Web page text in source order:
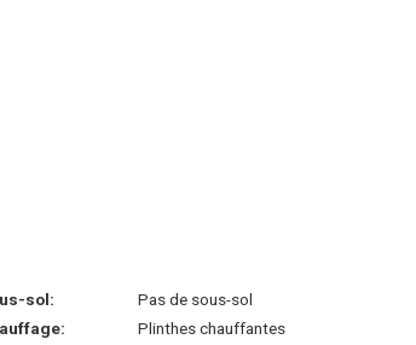
sol:
Pas de sous-sol
Plinthes chauffantes